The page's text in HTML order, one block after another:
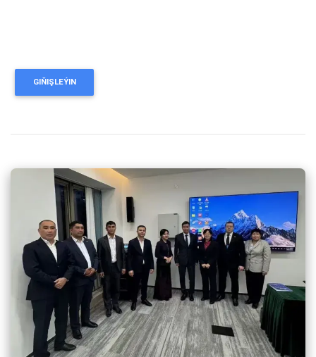
GIŇIŞLEÝIN